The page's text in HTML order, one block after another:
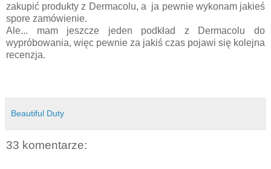
zakupić produkty z Dermacolu, a ja pewnie wykonam jakieś
spore zamówienie.
Ale... mam jeszcze jeden podkład z Dermacolu do
wypróbowania, więc pewnie za jakiś czas pojawi się kolejna
recenzja.
Beautiful Duty
33 komentarze: